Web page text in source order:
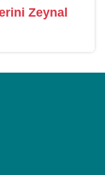
Zeynal